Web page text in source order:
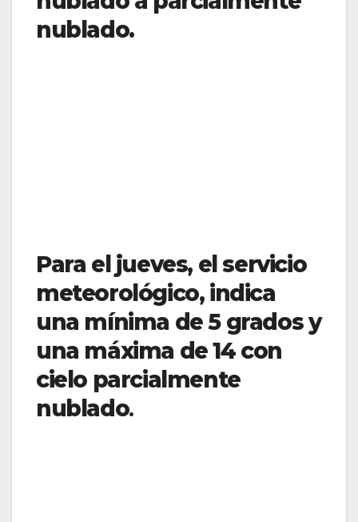
nublado.
Para el jueves, el servicio
meteorológico, indica
una mínima de 5 grados y
una máxima de 14 con
cielo parcialmente
nublado.